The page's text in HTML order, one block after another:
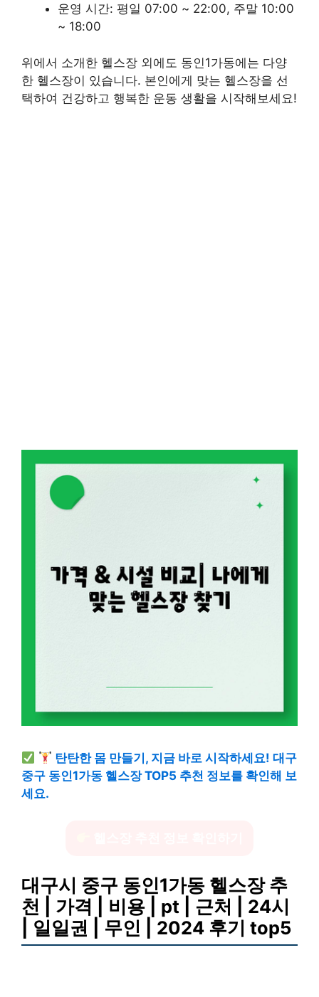
운영 시간: 평일 07:00 ~ 22:00, 주말 10:00
~ 18:00
위에서 소개한 헬스장 외에도 동인1가동에는 다양
한 헬스장이 있습니다. 본인에게 맞는 헬스장을 선
택하여 건강하고 행복한 운동 생활을 시작해보세요!
탄탄한 몸 만들기, 지금 바로 시작하세요! 대구
중구 동인1가동 헬스장 TOP5 추천 정보를 확인해 보
세요.
대구시 중구 동인1가동 헬스장 추
천 | 가격 | 비용 | pt | 근처 | 24시
| 일일권 | 무인 | 2024 후기 top5